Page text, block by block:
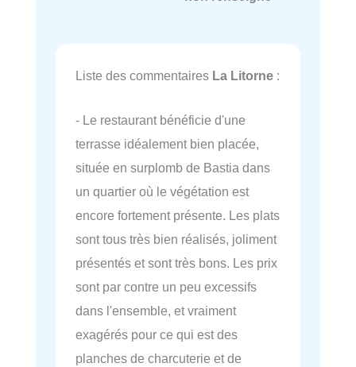
Liste des commentaires La Litorne :
- Le restaurant bénéficie d'une
terrasse idéalement bien placée,
située en surplomb de Bastia dans
un quartier où le végétation est
encore fortement présente. Les plats
sont tous très bien réalisés, joliment
présentés et sont très bons. Les prix
sont par contre un peu excessifs
dans l'ensemble, et vraiment
exagérés pour ce qui est des
planches de charcuterie et de